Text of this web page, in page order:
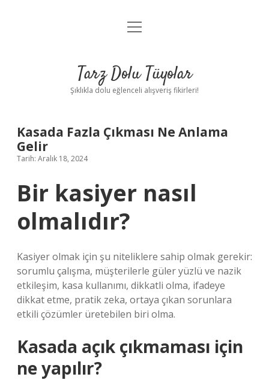
Anasayfa
Yasal Uyarı
menüyü
Tarz Dolu Tüyolar
Şıklıkla dolu eğlenceli alışveriş fikirleri!
Kasada Fazla Çıkması Ne Anlama
Gelir
Tarih: Aralık 18, 2024
Bir kasiyer nasıl
olmalıdır?
Kasiyer olmak için şu niteliklere sahip olmak gerekir:
sorumlu çalışma, müşterilerle güler yüzlü ve nazik
etkileşim, kasa kullanımı, dikkatli olma, ifadeye
dikkat etme, pratik zeka, ortaya çıkan sorunlara
etkili çözümler üretebilen biri olma.
Kasada açık çıkmaması için
ne yapılır?